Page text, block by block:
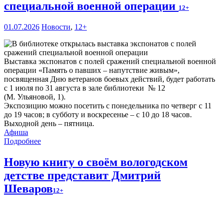
специальной военной операции 12+
01.07.2026 Новости, 12+
Выставка экспонатов с полей сражений специальной военной
операции «Память о павших – напутствие живым»,
посвященная Дню ветеранов боевых действий, будет работать
с 1 июля по 31 августа в зале библиотеки № 12
(М. Ульяновой, 1).
Экспозицию можно посетить с понедельника по четверг с 11
до 19 часов; в субботу и воскресенье – с 10 до 18 часов.
Выходной день – пятница.
Афиша
Подробнее
Новую книгу о своём вологодском
детстве представит Дмитрий
Шеваров12+